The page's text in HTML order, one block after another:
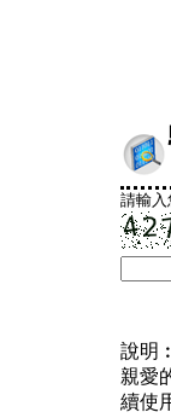
請輸入
說明︰
親愛
續使